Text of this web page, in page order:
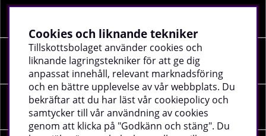
SOCIALA MEDIER
FÖRETAGSUPPGIFTER
Cookies och liknande tekniker
Tillskottsbolaget använder cookies och
liknande lagringstekniker för att ge dig
anpassat innehåll, relevant marknadsföring
och en bättre upplevelse av vår webbplats. Du
bekräftar att du har läst vår cookiepolicy och
samtycker till vår användning av cookies
genom att klicka på "Godkänn och stäng". Du